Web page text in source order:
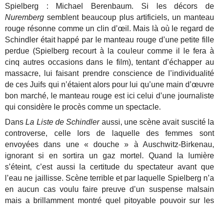
Spielberg : Michael Berenbaum. Si les décors de
Nuremberg semblent beaucoup plus artificiels, un manteau
rouge résonne comme un clin d’œil. Mais là où le regard de
Schindler était happé par le manteau rouge d’une petite fille
perdue (Spielberg recourt à la couleur comme il le fera à
cinq autres occasions dans le film), tentant d’échapper au
massacre, lui faisant prendre conscience de l’individualité
de ces Juifs qui n’étaient alors pour lui qu’une main d’œuvre
bon marché, le manteau rouge est ici celui d’une journaliste
qui considère le procès comme un spectacle.
DansLa Liste de Schindleraussi, une scène avait suscité la
controverse, celle lors de laquelle des femmes sont
envoyées dans une « douche » à Auschwitz-Birkenau,
ignorant si en sortira un gaz mortel. Quand la lumière
s’éteint, c’est aussi la certitude du spectateur avant que
l’eau ne jaillisse. Scène terrible et par laquelle Spielberg n’a
en aucun cas voulu faire preuve d’un suspense malsain
mais a brillamment montré quel pitoyable pouvoir sur les